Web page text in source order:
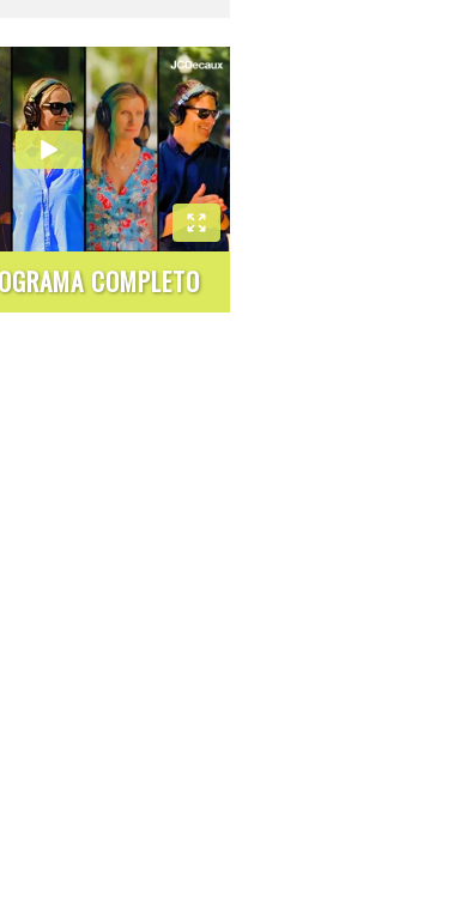
COMPLETO